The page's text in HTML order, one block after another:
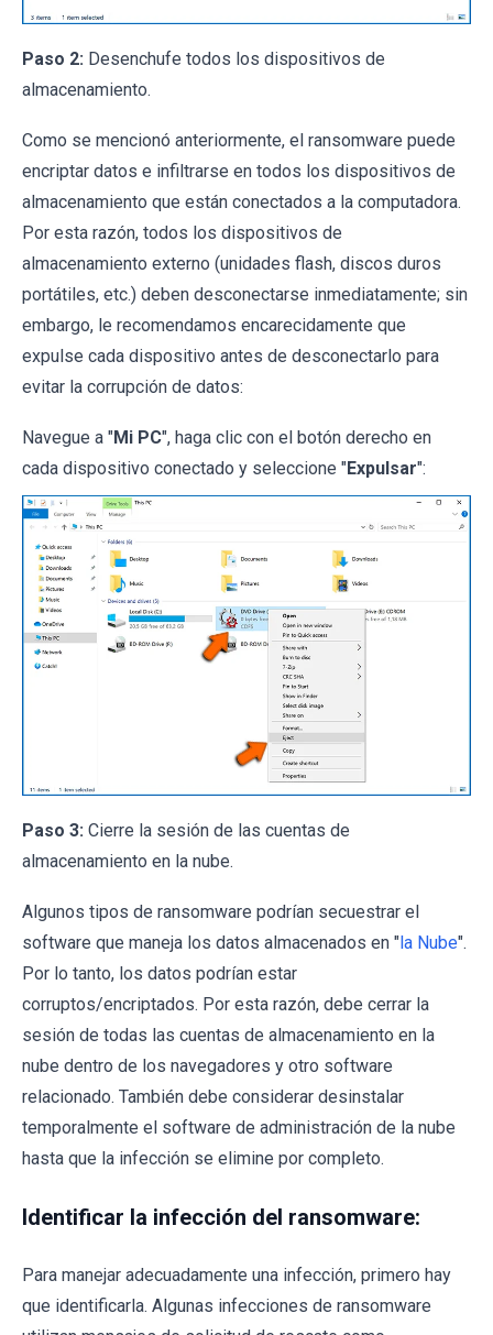
Paso 2: Desenchufe todos los dispositivos de
almacenamiento.
Como se mencionó anteriormente, el ransomware puede
encriptar datos e infiltrarse en todos los dispositivos de
almacenamiento que están conectados a la computadora.
Por esta razón, todos los dispositivos de
almacenamiento externo (unidades flash, discos duros
portátiles, etc.) deben desconectarse inmediatamente; sin
embargo, le recomendamos encarecidamente que
expulse cada dispositivo antes de desconectarlo para
evitar la corrupción de datos:
Navegue a "Mi PC", haga clic con el botón derecho en
cada dispositivo conectado y seleccione "Expulsar":
Paso 3: Cierre la sesión de las cuentas de
almacenamiento en la nube.
Algunos tipos de ransomware podrían secuestrar el
software que maneja los datos almacenados en "la Nube".
Por lo tanto, los datos podrían estar
corruptos/encriptados. Por esta razón, debe cerrar la
sesión de todas las cuentas de almacenamiento en la
nube dentro de los navegadores y otro software
relacionado. También debe considerar desinstalar
temporalmente el software de administración de la nube
hasta que la infección se elimine por completo.
Identificar la infección del ransomware:
Para manejar adecuadamente una infección, primero hay
que identificarla. Algunas infecciones de ransomware